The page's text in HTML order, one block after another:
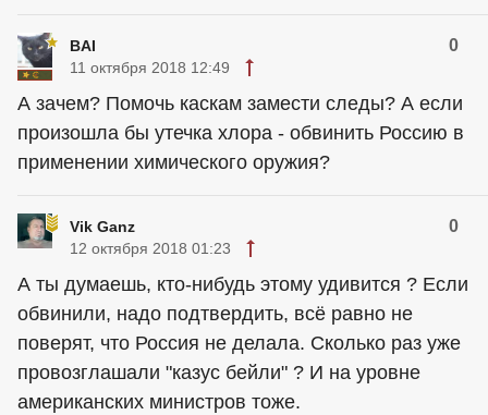
BAI 0
11 октября 2018 12:49
А зачем? Помочь каскам замести следы? А если
произошла бы утечка хлора - обвинить Россию в
применении химического оружия?
Vik Ganz 0
12 октября 2018 01:23
А ты думаешь, кто-нибудь этому удивится ? Если
обвинили, надо подтвердить, всё равно не
поверят, что Россия не делала. Сколько раз уже
провозглашали "казус бейли" ? И на уровне
американских министров тоже.